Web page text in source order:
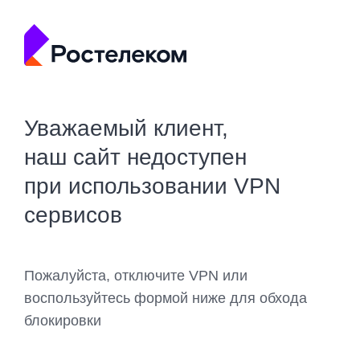
Уважаемый клиент,
наш сайт недоступен
при использовании VPN
сервисов
Пожалуйста, отключите VPN или
воспользуйтесь формой ниже для обхода
блокировки